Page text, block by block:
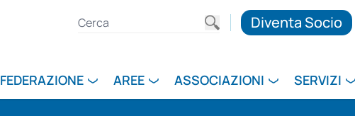
Diventa Socio
FEDERAZIONE AREE ASSOCIAZIONI SERVIZI